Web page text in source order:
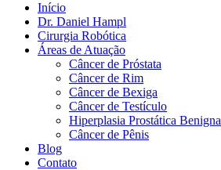
Início
Dr. Daniel Hampl
Cirurgia Robótica
Áreas de Atuação
Câncer de Próstata
Câncer de Rim
Câncer de Bexiga
Câncer de Testículo
Hiperplasia Prostática Benigna
Câncer de Pênis
Blog
Contato